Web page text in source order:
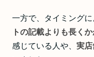
一方で、タイミング
トの記載よりも長く
感じている人や、 実